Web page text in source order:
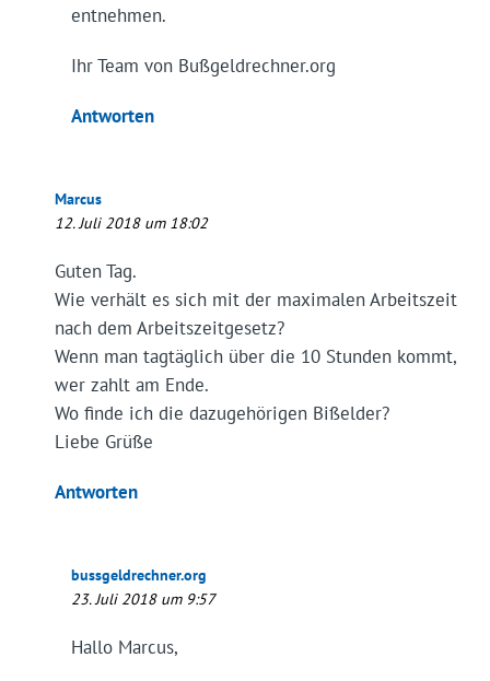
entnehmen.
Ihr Team von Bußgeldrechner.org
Antworten
Marcus
12. Juli 2018 um 18:02
Guten Tag.
Wie verhält es sich mit der maximalen Arbeitszeit
nach dem Arbeitszeitgesetz?
Wenn man tagtäglich über die 10 Stunden kommt,
wer zahlt am Ende.
Wo finde ich die dazugehörigen Bißelder?
Liebe Grüße
Antworten
bussgeldrechner.org
23. Juli 2018 um 9:57
Hallo Marcus,